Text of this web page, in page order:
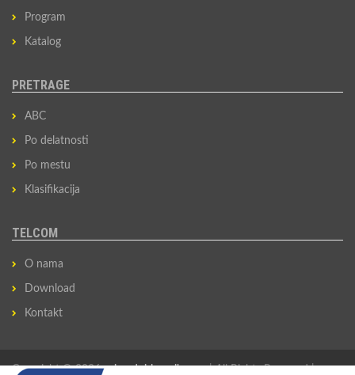
Program
Katalog
PRETRAGE
ABC
Po delatnosti
Po mestu
Klasifikacija
TELCOM
O nama
Download
Kontakt
Copyright © 2026privredni-imenik.com